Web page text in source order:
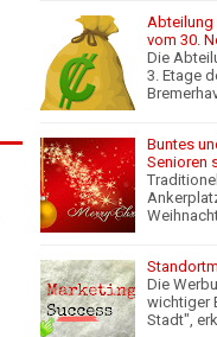
Abteilung
vom 30.
Die
3. Etage
Buntes
Senioren
Die
wichtiger
Stadt",